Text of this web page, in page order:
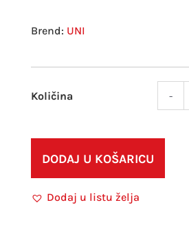
UNI
-
DODAJ U KOŠARICU
Dodaj u listu želja